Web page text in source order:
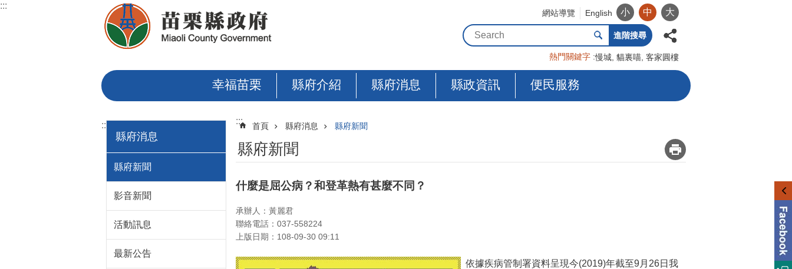
跳到主要內容區塊
:::
網站導覽 English 小 中 大
進階搜尋
熱門關鍵字 慢城 貓裏喵 客家圓樓
幸福苗栗 縣府介紹 縣府消息 縣政資訊 便民服務
:::
縣府消息
縣府新聞
影音新聞
活動訊息
最新公告
::: 首頁 縣府消息 縣府新聞
縣府新聞 _
什麼是屈公病？和登革熱有甚麼不同？
承辦人：黃麗君
聯絡電話：037-558224
上版日期：108-09-30 09:11
依據疾病管制署資料呈現今(2019)年截至9月26日我